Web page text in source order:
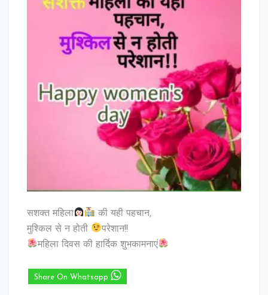
सशक्त महिला
की यही पहचान,
मुश्किल से न होती
परेशान!!
महिला दिवस की हार्दिक शुभकामनाएं
Share On Whatsapp